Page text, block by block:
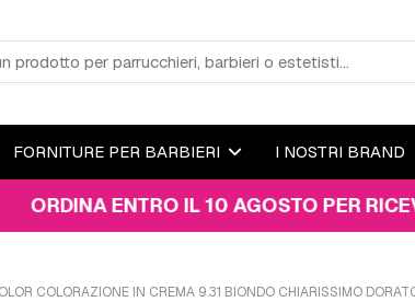
FORNITURE PER BARBIERI I NOSTRI BRAND
ENTRO IL 10 AGOSTO PER RICEVERE
COLORAZIONE IN CREMA 9.31 BIONDO CHIARISSIMO